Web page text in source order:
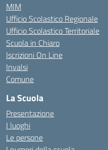
MIM
Ufficio Scolastico Regionale
Ufficio Scolastico Territoriale
Scuola in Chiaro
Iscrizioni On Line
Invalsi
Comune
La Scuola
Presentazione
I luoghi
Le persone